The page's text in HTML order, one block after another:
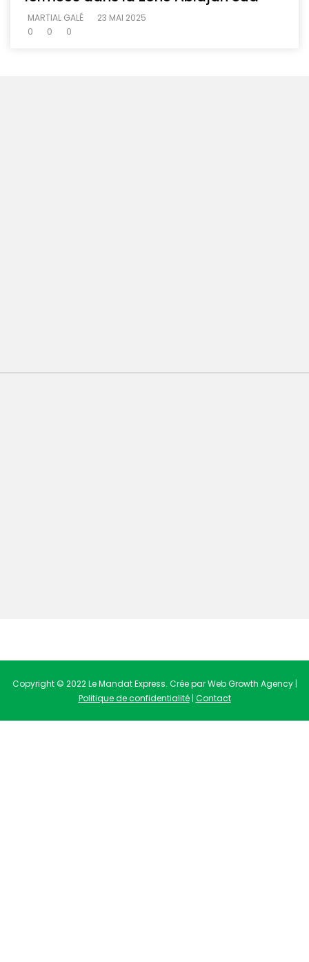
MARTIAL GALÉ
23 MAI 2025
0
0 0
Copyright © 2022 Le Mandat Express. Crée par Web Growth Agency |
Politique de confidentialité| Contact